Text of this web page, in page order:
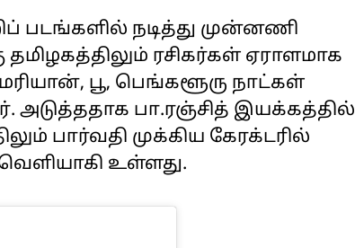
படங்களில் நடித்து முன்னணி
தமிழகத்திலும் ரசிகர்கள் ஏராளமாக
பூ, பெங்களூரு நாட்கள்
அடுத்ததாக பா.ரஞ்சித் இயக்கத்தில்
பார்வதி முக்கிய கேரக்டரில்
உள்ளது.